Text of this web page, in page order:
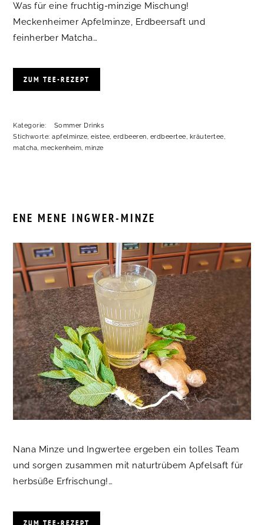
Was für eine fruchtig-minzige Mischung!
Meckenheimer Apfelminze, Erdbeersaft und
feinherber Matcha…
ZUM TEE-REZEPT
Kategorie:
Sommer Drinks
Stichworte:apfelminze,eistee,erdbeeren, erdbeertee, kräutertee,
matcha,meckenheim,minze
ENE MENE INGWER-MINZE
Nana Minze und Ingwertee ergeben ein tolles Team
und sorgen zusammen mit naturtrübem Apfelsaft für
herbsüße Erfrischung!…
ZUM TEE-REZEPT